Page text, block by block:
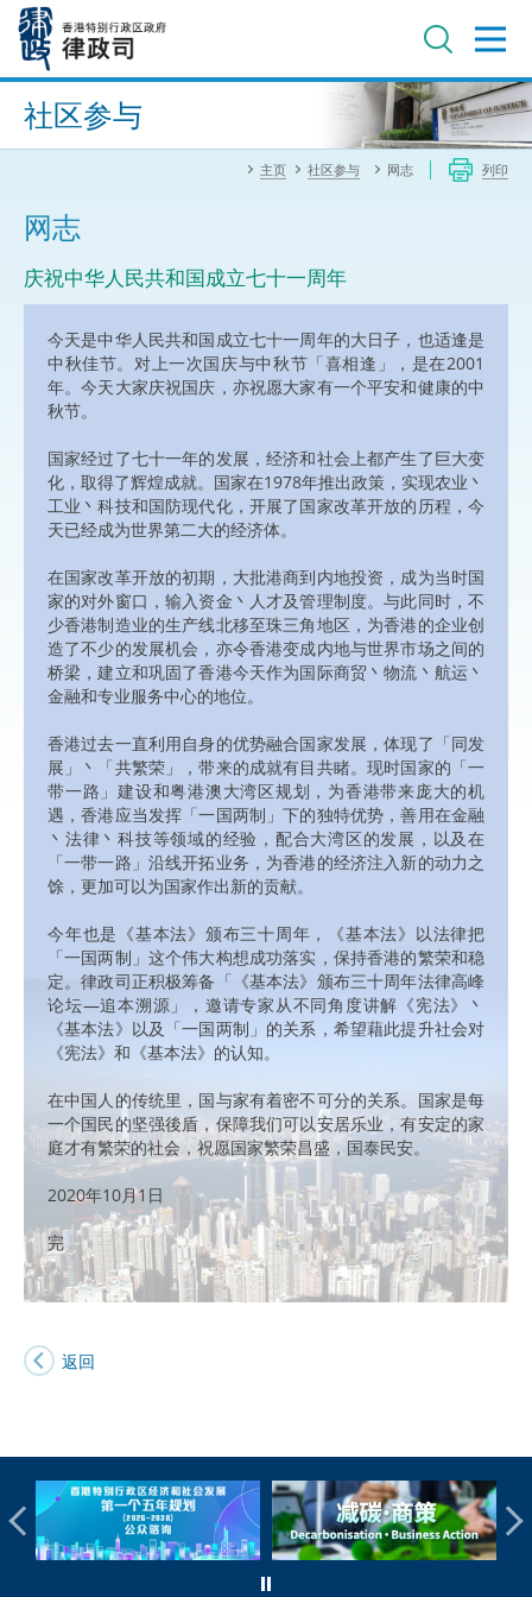
内
进阶搜寻
社区参与
主页 社区参与 网志 列印
网志
庆祝中华人民共和国成立七十一周年
今天是中华人民共和国成立七十一周年的大日子，也适逢是
中秋佳节。对上一次国庆与中秋节「喜相逢」，是在2001
年。今天大家庆祝国庆，亦祝愿大家有一个平安和健康的中
秋节。
国家经过了七十一年的发展，经济和社会上都产生了巨大变
化，取得了辉煌成就。国家在1978年推出政策，实现农业丶
工业丶科技和国防现代化，开展了国家改革开放的历程，今
天已经成为世界第二大的经济体。
在国家改革开放的初期，大批港商到内地投资，成为当时国
家的对外窗口，输入资金丶人才及管理制度。与此同时，不
少香港制造业的生产线北移至珠三角地区，为香港的企业创
造了不少的发展机会，亦令香港变成内地与世界市场之间的
桥梁，建立和巩固了香港今天作为国际商贸丶物流丶航运丶
金融和专业服务中心的地位。
香港过去一直利用自身的优势融合国家发展，体现了「同发
展」丶「共繁荣」，带来的成就有目共睹。现时国家的「一
带一路」建设和粤港澳大湾区规划，为香港带来庞大的机
遇，香港应当发挥「一国两制」下的独特优势，善用在金融
丶法律丶科技等领域的经验，配合大湾区的发展，以及在
「一带一路」沿线开拓业务，为香港的经济注入新的动力之
馀，更加可以为国家作出新的贡献。
今年也是《基本法》颁布三十周年，《基本法》以法律把
「一国两制」这个伟大构想成功落实，保持香港的繁荣和稳
定。律政司正积极筹备「《基本法》颁布三十周年法律高峰
论坛—追本溯源」，邀请专家从不同角度讲解《宪法》丶
《基本法》以及「一国两制」的关系，希望藉此提升社会对
《宪法》和《基本法》的认知。
在中国人的传统里，国与家有着密不可分的关系。国家是每
一个国民的坚强後盾，保障我们可以安居乐业，有安定的家
庭才有繁荣的社会，祝愿国家繁荣昌盛，国泰民安。
2020年10月1日
完
返回